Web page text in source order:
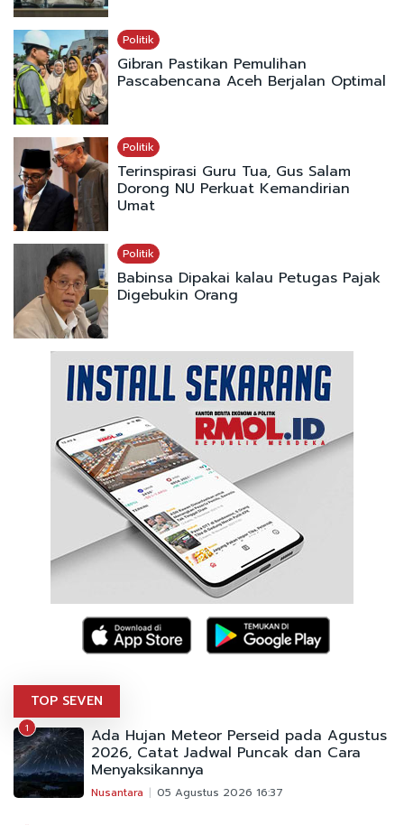
Politik
Gibran Pastikan Pemulihan
Pascabencana Aceh Berjalan Optimal
Politik
Terinspirasi Guru Tua, Gus Salam
Dorong NU Perkuat Kemandirian
Umat
Politik
Babinsa Dipakai kalau Petugas Pajak
Digebukin Orang
TOP SEVEN
1 Ada Hujan Meteor Perseid pada Agustus
2026, Catat Jadwal Puncak dan Cara
Menyaksikannya
Nusantara 05 Agustus 2026 16:37